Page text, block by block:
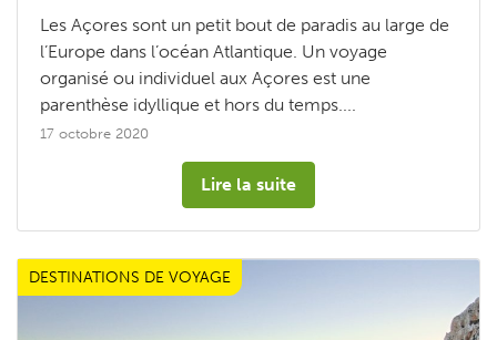
Les Açores sont un petit bout de paradis au large de
l’Europe dans l’océan Atlantique. Un voyage
organisé ou individuel aux Açores est une
parenthèse idyllique et hors du temps....
17 octobre 2020
Lire la suite
DESTINATIONS DE VOYAGE